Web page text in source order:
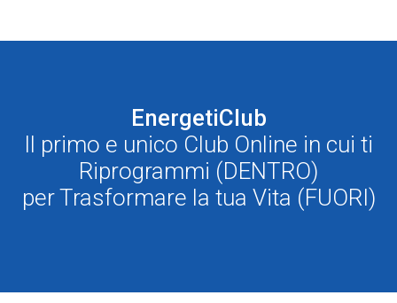
EnergetiClub
Il primo e unico Club Online in cui ti
Riprogrammi (DENTRO)
per Trasformare la tua Vita (FUORI)